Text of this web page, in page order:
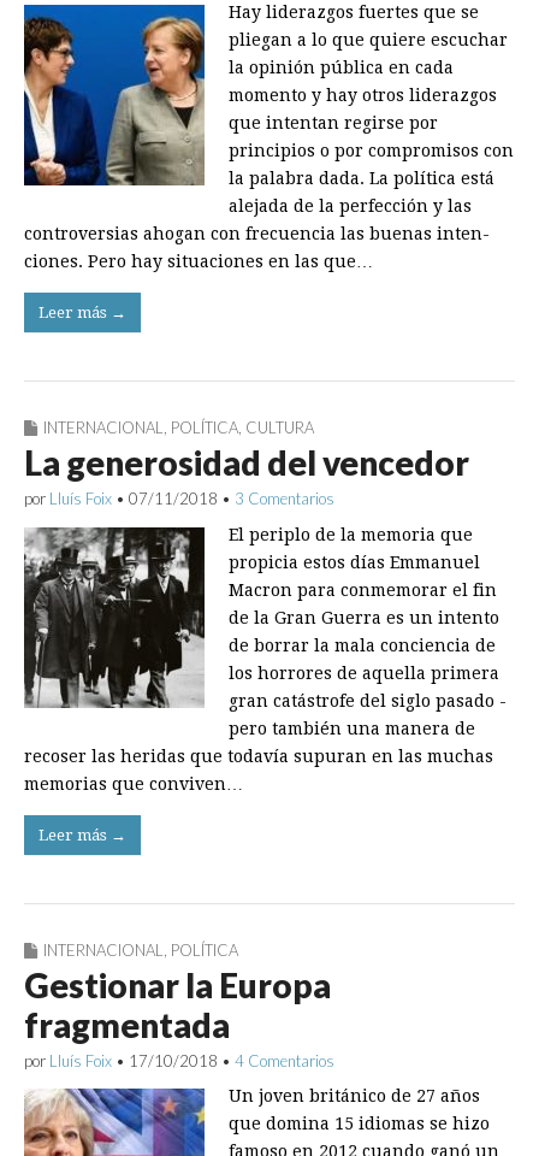
Hay liderazgos fuertes que se
pliegan a lo que quiere escuchar
la opinión pública en cada
momento y hay otros liderazgos
que intentan regirse por
principios o por compro­misos con
la palabra dada. La política está
alejada de la perfección y las
controversias ahogan con frecuencia las buenas inten­
ciones. Pero hay situaciones en las que…
Leer más →
INTERNACIONAL POLÍTICA CULTURA
La generosidad del vencedor
por Lluís Foix • 07/11/2018 • 3 Comentarios
El periplo de la memoria que
propicia estos días Emmanuel
Macron para conmemorar el fin
de la Gran Guerra es un intento
de borrar la mala conciencia de
los horrores de aquella primera
gran catástrofe del siglo pasado ­
pero también una manera de
recoser las ­heridas que todavía supuran en las muchas
me­morias que conviven…
Leer más →
INTERNACIONAL POLÍTICA
Gestionar la Europa
fragmentada
por Lluís Foix • 17/10/2018 • 4 Comentarios
Un joven británico de 27 años
que domina 15 idiomas se hizo
famoso en 2012 cuando ganó un